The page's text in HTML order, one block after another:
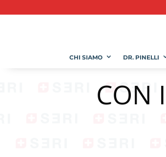
CHI SIAMO DR. PINELLI
CON